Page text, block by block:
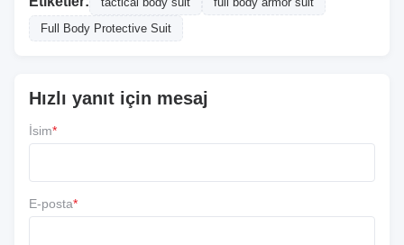
Full Body Protective Suit
Hızlı yanıt için mesaj
İsim*
E-posta*